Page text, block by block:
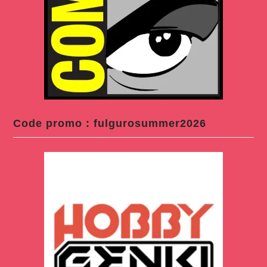
Code promo : fulgurosummer2026